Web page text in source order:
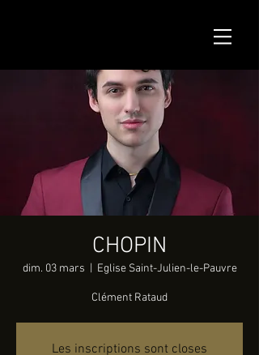
CHOPIN
dim. 03 mars Eglise Saint-Julien-le-Pauvre
Clément Rataud
Les inscriptions sont closes